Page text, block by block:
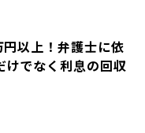
以上！弁護士に依
けでなく利息の回収